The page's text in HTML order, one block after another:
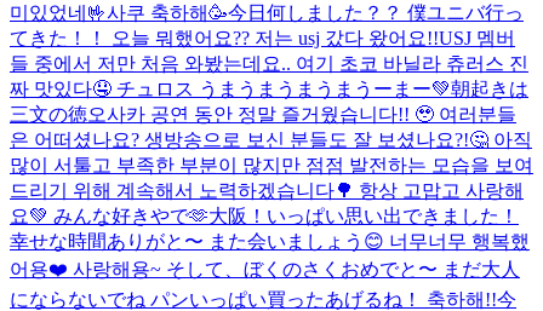
미있었네🤟사쿠 축하해🥳今日何しました？？ 僕ユニバ行っ
てきた！！ 오늘 뭐했어요?? 저는 usj 갔다 왔어요!!USJ 멤버
들 중에서 저만 처음 와봤는데요.. 여기 초코 바닐라 츄러스 진
짜 맛있다🤤 チュロス うまうまうまうまうーまー💚朝起きは
三文の徳오사카 공연 동안 정말 즐거웠습니다!! 🥹 여러분들
은 어떠셨나요? 생방송으로 보신 분들도 잘 보셨나요?!🤔 아직
많이 서툴고 부족한 부분이 많지만 점점 발전하는 모습을 보여
드리기 위해 계속해서 노력하겠습니다🌳 항상 고맙고 사랑해
요💚 みんな好きやで🫶大阪！いっぱい思い出できました！
幸せな時間ありがと〜 また会いましょう😊 너무너무 행복했
어용❤️ 사랑해용~ そして、ぼくのさくおめでと〜 まだ大人
にならないでね パンいっぱい買ったあげるね！ 축하해!!今